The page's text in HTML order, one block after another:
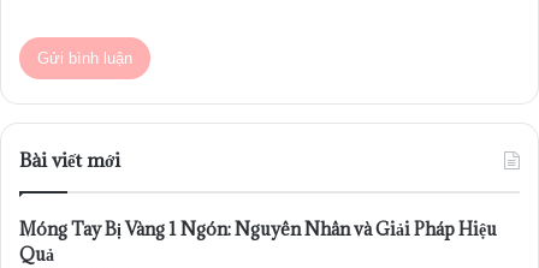
Bài viết mới
Móng Tay Bị Vàng 1 Ngón: Nguyên Nhân và Giải Pháp Hiệu
Quả